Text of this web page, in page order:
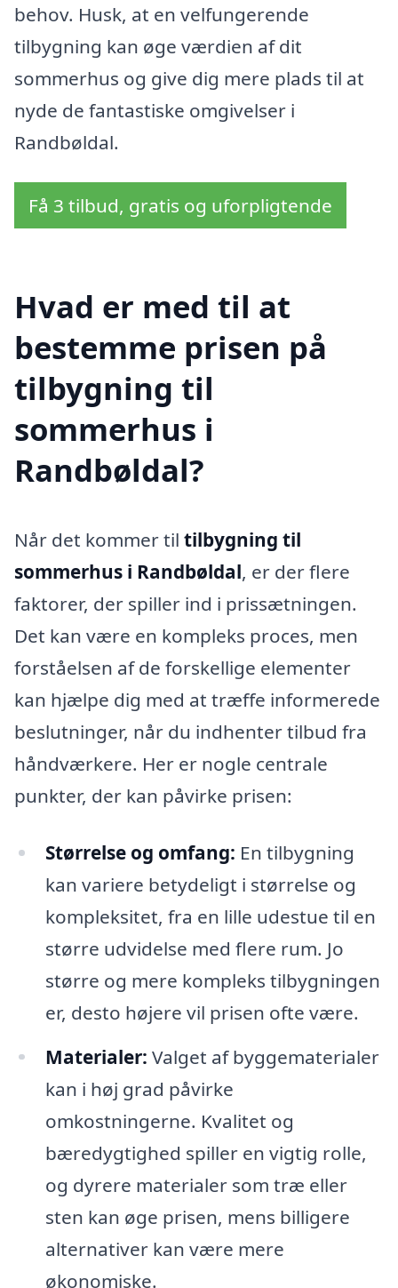
behov. Husk, at en velfungerende
tilbygning kan øge værdien af dit
sommerhus og give dig mere plads til at
nyde de fantastiske omgivelser i
Randbøldal.
Få 3 tilbud, gratis og uforpligtende
Hvad er med til at
bestemme prisen på
tilbygning til
sommerhus i
Randbøldal?
Når det kommer til tilbygning til
sommerhus i Randbøldal, er der flere
faktorer, der spiller ind i prissætningen.
Det kan være en kompleks proces, men
forståelsen af de forskellige elementer
kan hjælpe dig med at træffe informerede
beslutninger, når du indhenter tilbud fra
håndværkere. Her er nogle centrale
punkter, der kan påvirke prisen:
Størrelse og omfang: En tilbygning
kan variere betydeligt i størrelse og
kompleksitet, fra en lille udestue til en
større udvidelse med flere rum. Jo
større og mere kompleks tilbygningen
er, desto højere vil prisen ofte være.
Materialer: Valget af byggematerialer
kan i høj grad påvirke
omkostningerne. Kvalitet og
bæredygtighed spiller en vigtig rolle,
og dyrere materialer som træ eller
sten kan øge prisen, mens billigere
alternativer kan være mere
økonomiske.